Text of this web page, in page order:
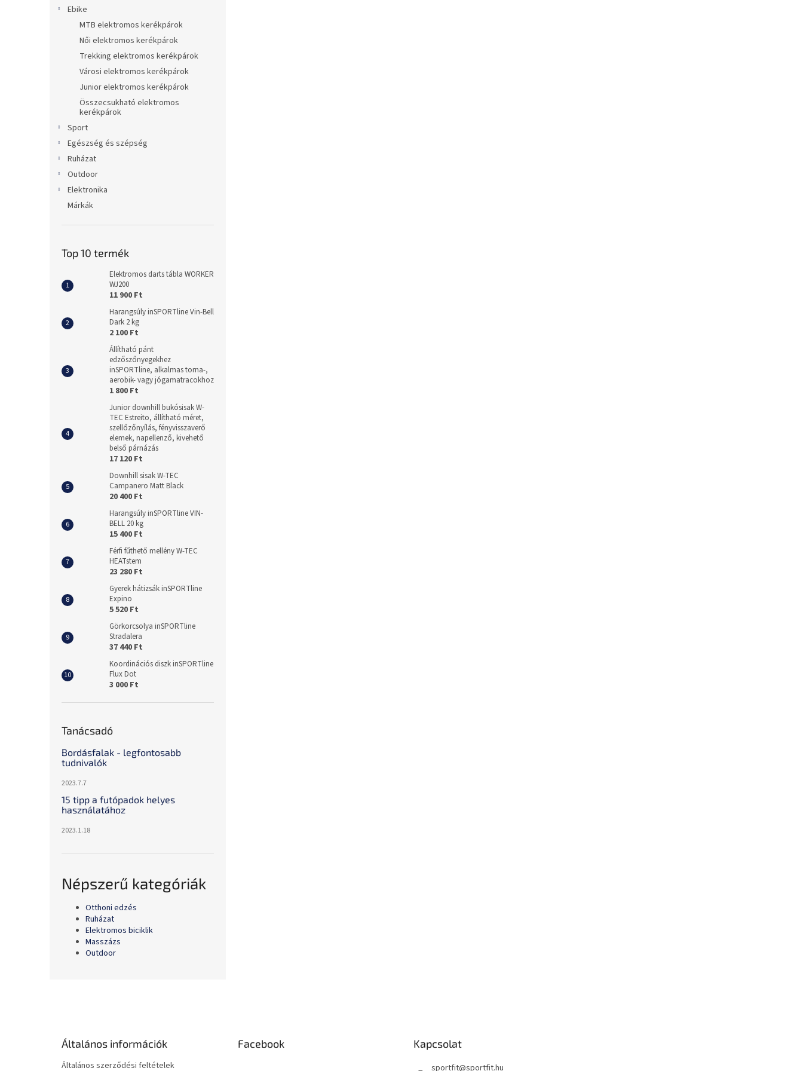
Ebike
MTB elektromos kerékpárok
Női elektromos kerékpárok
Trekking elektromos kerékpárok
Városi elektromos kerékpárok
Junior elektromos kerékpárok
Összecsukható elektromos
kerékpárok
Sport
Egészség és szépség
Ruházat
Outdoor
Elektronika
Márkák
Top 10 termék
Elektromos darts tábla WORKER
WJ200
11 900 Ft
Harangsúly inSPORTline Vin-Bell
Dark 2 kg
2 100 Ft
Állítható pánt
edzőszőnyegekhez
inSPORTline, alkalmas torna-,
aerobik- vagy jógamatracokhoz
1 800 Ft
Junior downhill bukósisak W-
TEC Estreito, állítható méret,
szellőzőnyílás, fényvisszaverő
elemek, napellenző, kivehető
belső párnázás
17 120 Ft
Downhill sisak W-TEC
Campanero Matt Black
20 400 Ft
Harangsúly inSPORTline VIN-
BELL 20 kg
15 400 Ft
Férfi fűthető mellény W-TEC
HEATstem
23 280 Ft
Gyerek hátizsák inSPORTline
Expino
5 520 Ft
Görkorcsolya inSPORTline
Stradalera
37 440 Ft
Koordinációs diszk inSPORTline
Flux Dot
3 000 Ft
Tanácsadó
Bordásfalak - legfontosabb
tudnivalók
2023.7.7
15 tipp a futópadok helyes
használatához
2023.1.18
Népszerű kategóriák
Otthoni edzés
Ruházat
Elektromos biciklik
Masszázs
Outdoor
Általános információk
Általános szerződési feltételek
Facebook Kapcsolat
sportfit@sportfit.hu